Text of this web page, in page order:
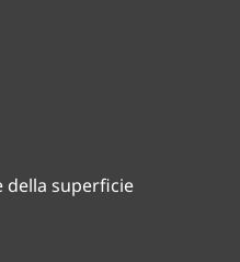
della superficie